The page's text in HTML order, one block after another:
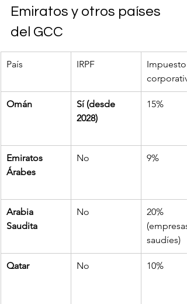
Emiratos y otros países
del GCC
País IRPF
Impuesto
Omán
Sí (desde
2028)
15%
Emiratos
Árabes
No 9%
Arabia
Saudita
No
20%
saudíes)
Qatar No 10%